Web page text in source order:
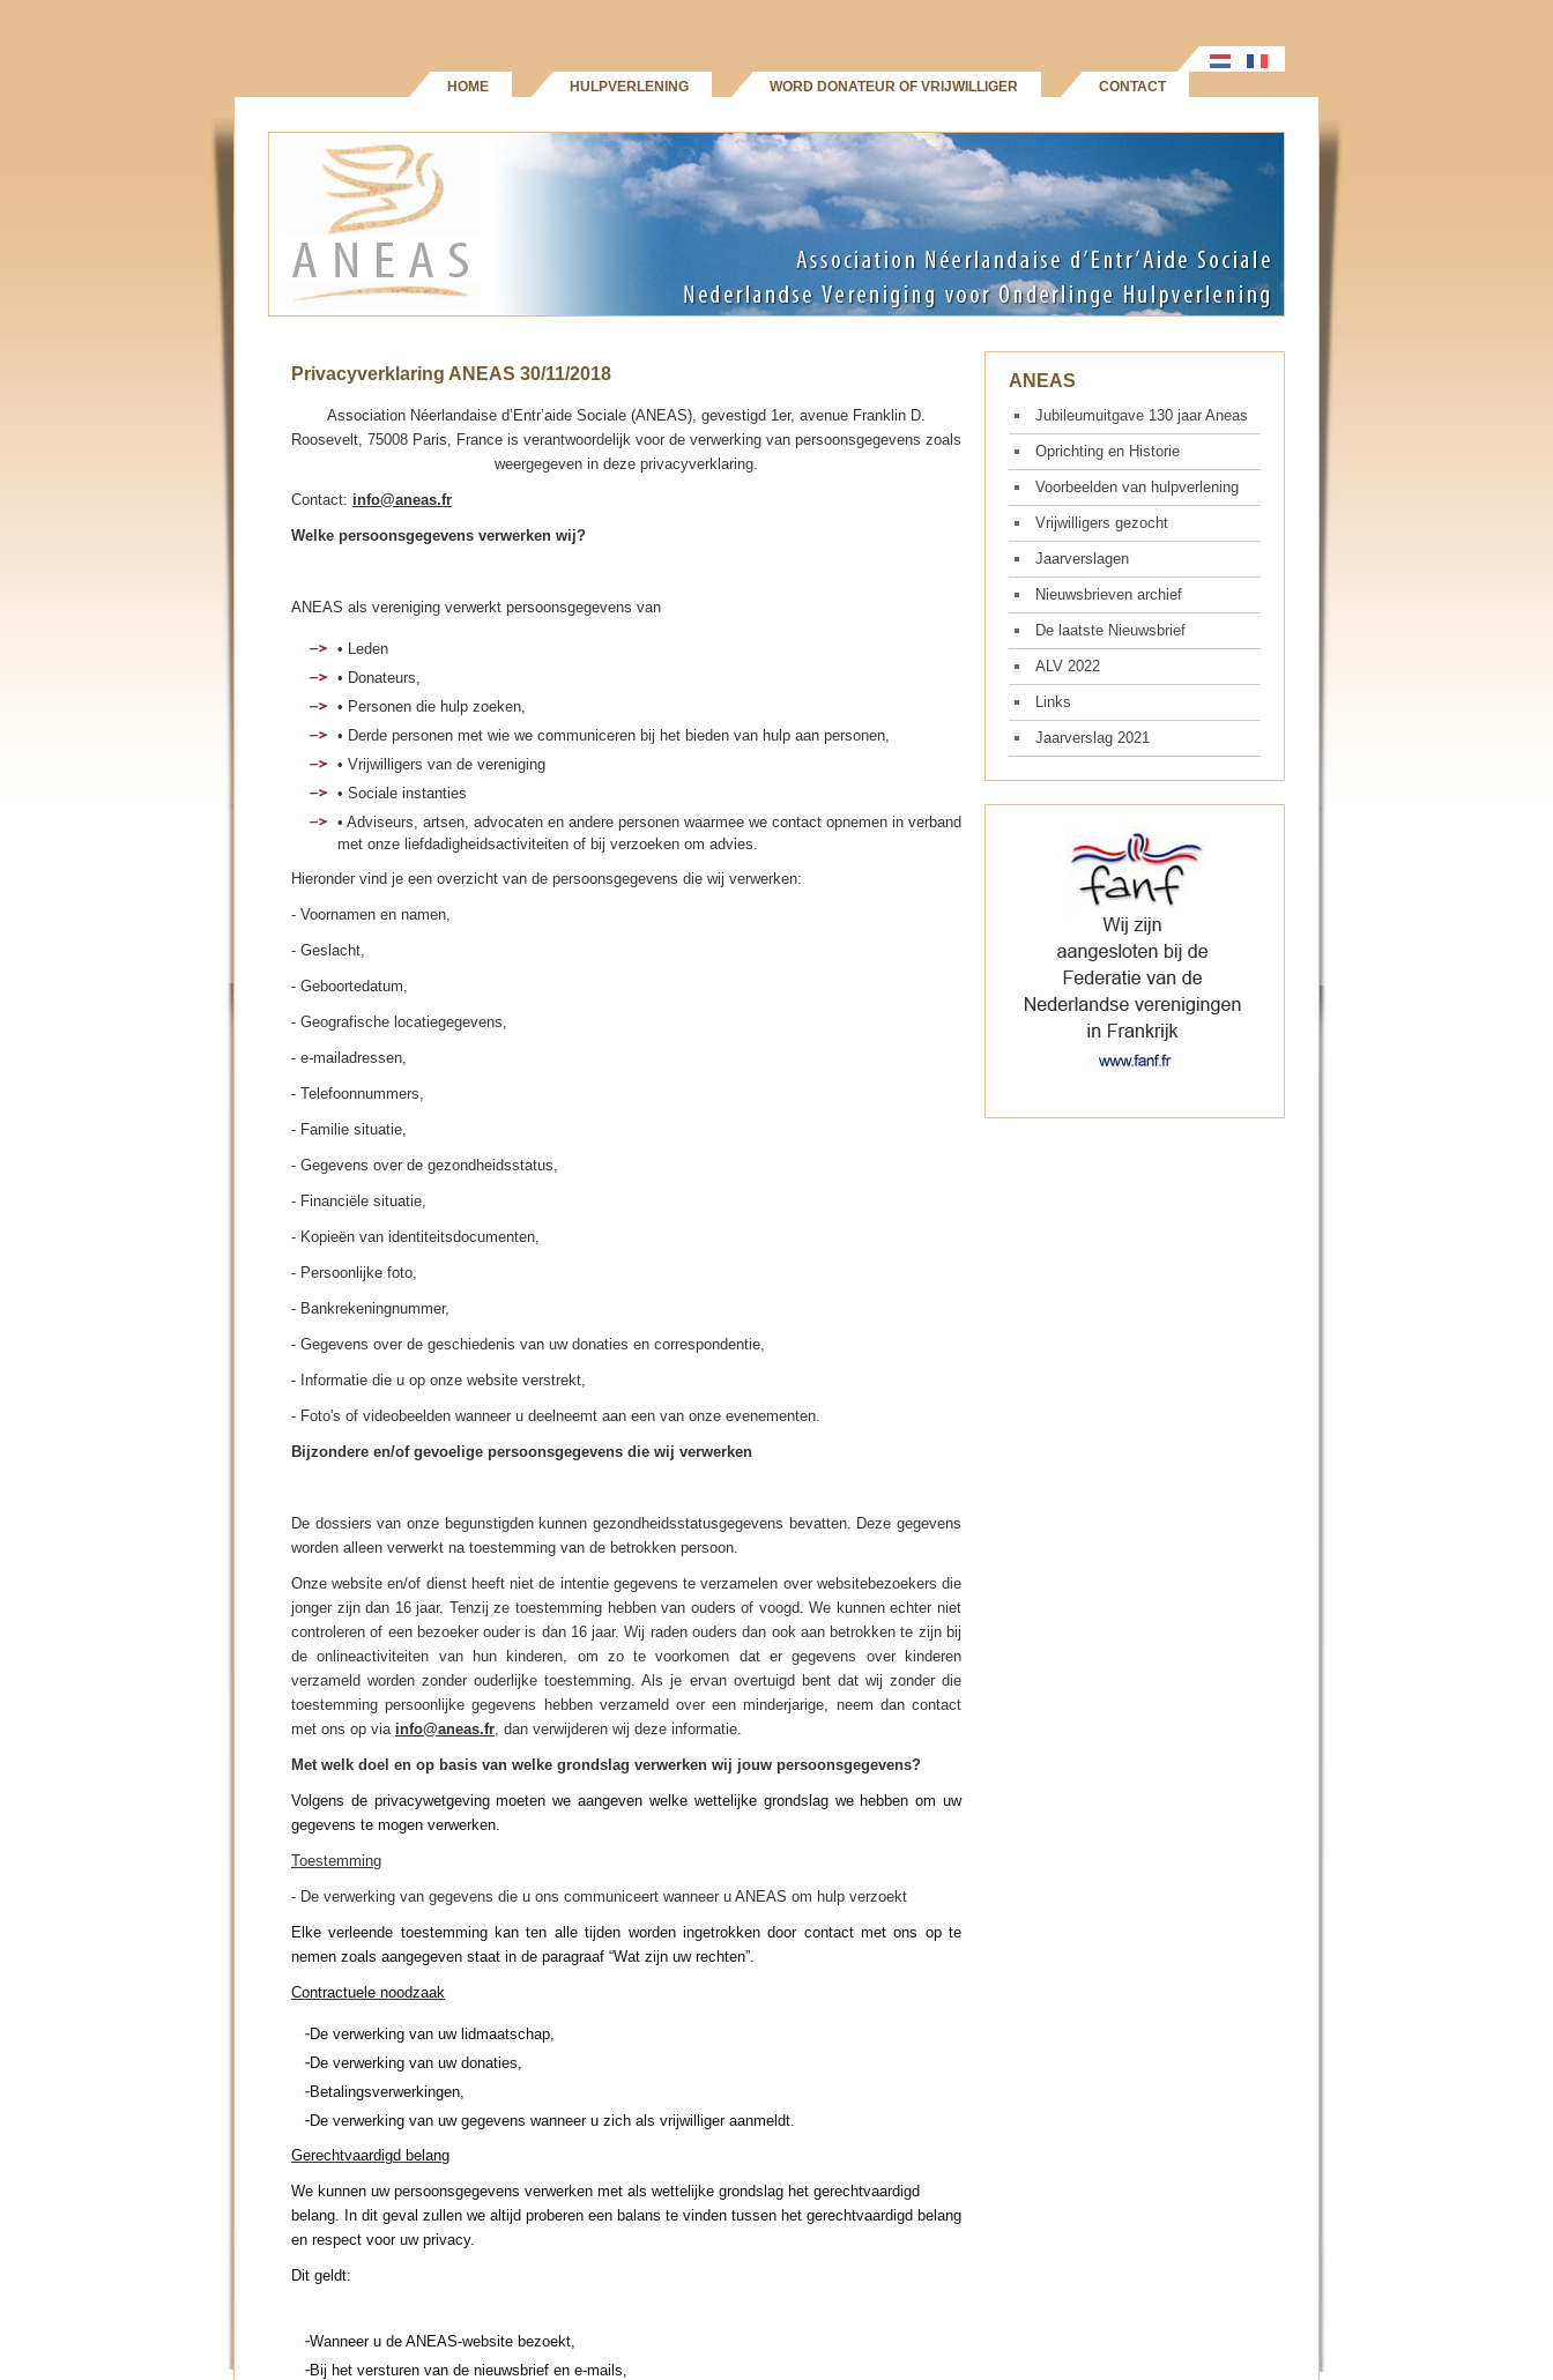
HOME HULPVERLENING WORD DONATEUR OF VRIJWILLIGER CONTACT
ANEAS
Jubileumuitgave 130 jaar Aneas
Oprichting en Historie
Voorbeelden van hulpverlening
Vrijwilligers gezocht
Jaarverslagen
Nieuwsbrieven archief
De laatste Nieuwsbrief
ALV 2022
Links
Jaarverslag 2021
Privacyverklaring ANEAS 30/11/2018
Association Néerlandaise d’Entr’aide Sociale (ANEAS), gevestigd 1er, avenue Franklin D.
Roosevelt, 75008 Paris, France is verantwoordelijk voor de verwerking van persoonsgegevens zoals
weergegeven in deze privacyverklaring.
Contact: info@aneas.fr
Welke persoonsgegevens verwerken wij?
ANEAS als vereniging verwerkt persoonsgegevens van
• Leden
• Donateurs,
• Personen die hulp zoeken,
• Derde personen met wie we communiceren bij het bieden van hulp aan personen,
• Vrijwilligers van de vereniging
• Sociale instanties
• Adviseurs, artsen, advocaten en andere personen waarmee we contact opnemen in verband
met onze liefdadigheidsactiviteiten of bij verzoeken om advies.
Hieronder vind je een overzicht van de persoonsgegevens die wij verwerken:
- Voornamen en namen,
- Geslacht,
- Geboortedatum,
- Geografische locatiegegevens,
- e-mailadressen,
- Telefoonnummers,
- Familie situatie,
- Gegevens over de gezondheidsstatus,
- Financiële situatie,
- Kopieën van identiteitsdocumenten,
- Persoonlijke foto,
- Bankrekeningnummer,
- Gegevens over de geschiedenis van uw donaties en correspondentie,
- Informatie die u op onze website verstrekt,
- Foto's of videobeelden wanneer u deelneemt aan een van onze evenementen.
Bijzondere en/of gevoelige persoonsgegevens die wij verwerken
De dossiers van onze begunstigden kunnen gezondheidsstatusgegevens bevatten. Deze gegevens
worden alleen verwerkt na toestemming van de betrokken persoon.
Onze website en/of dienst heeft niet de intentie gegevens te verzamelen over websitebezoekers die
jonger zijn dan 16 jaar. Tenzij ze toestemming hebben van ouders of voogd. We kunnen echter niet
controleren of een bezoeker ouder is dan 16 jaar. Wij raden ouders dan ook aan betrokken te zijn bij
de onlineactiviteiten van hun kinderen, om zo te voorkomen dat er gegevens over kinderen
verzameld worden zonder ouderlijke toestemming. Als je ervan overtuigd bent dat wij zonder die
toestemming persoonlijke gegevens hebben verzameld over een minderjarige, neem dan contact
met ons op via info@aneas.fr, dan verwijderen wij deze informatie.
Met welk doel en op basis van welke grondslag verwerken wij jouw persoonsgegevens?
Volgens de privacywetgeving moeten we aangeven welke wettelijke grondslag we hebben om uw
gegevens te mogen verwerken.
Toestemming
- De verwerking van gegevens die u ons communiceert wanneer u ANEAS om hulp verzoekt
Elke verleende toestemming kan ten alle tijden worden ingetrokken door contact met ons op te
nemen zoals aangegeven staat in de paragraaf “Wat zijn uw rechten”.
Contractuele noodzaak
De verwerking van uw lidmaatschap,
De verwerking van uw donaties,
Betalingsverwerkingen,
De verwerking van uw gegevens wanneer u zich als vrijwilliger aanmeldt.
Gerechtvaardigd belang
We kunnen uw persoonsgegevens verwerken met als wettelijke grondslag het gerechtvaardigd
belang. In dit geval zullen we altijd proberen een balans te vinden tussen het gerechtvaardigd belang
en respect voor uw privacy.
Dit geldt:
Wanneer u de ANEAS-website bezoekt,
Bij het versturen van de nieuwsbrief en e-mails,